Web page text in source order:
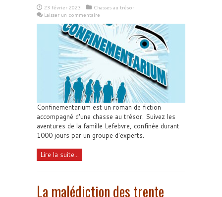
23 février 2023
Chasses au trésor
Laisser un commentaire
Confinementarium est un roman de fiction
accompagné d'une chasse au trésor. Suivez les
aventures de la famille Lefebvre, confinée durant
1000 jours par un groupe d'experts.
Lire la suite...
La malédiction des trente